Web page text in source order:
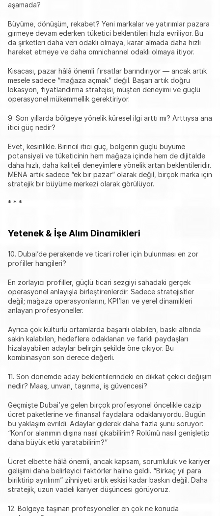
aşamada?
Büyüme, dönüşüm, rekabet? Yeni markalar ve yatırımlar pazara
girmeye devam ederken tüketici beklentileri hızla evriliyor. Bu
da şirketleri daha veri odaklı olmaya, karar almada daha hızlı
hareket etmeye ve daha omnichannel odaklı olmaya itiyor.
Kısacası, pazar hâlâ önemli fırsatlar barındırıyor — ancak artık
mesele sadece “mağaza açmak” değil. Başarı artık doğru
lokasyon, fiyatlandırma stratejisi, müşteri deneyimi ve güçlü
operasyonel mükemmellik gerektiriyor.
9. Son yıllarda bölgeye yönelik küresel ilgi arttı mı? Arttıysa ana
itici güç nedir?
Evet, kesinlikle. Birincil itici güç, bölgenin güçlü büyüme
potansiyeli ve tüketicinin hem mağaza içinde hem de dijitalde
daha hızlı, daha kaliteli deneyimlere yönelik artan beklentileridir.
MENA artık sadece “ek bir pazar” olarak değil, birçok marka için
stratejik bir büyüme merkezi olarak görülüyor.
* * *
Yetenek & İşe Alım Dinamikleri
10. Dubai’de perakende ve ticari roller için bulunması en zor
profiller hangileri?
En zorlayıcı profiller, güçlü ticari sezgiyi sahadaki gerçek
operasyonel anlayışla birleştirenlerdir. Sadece stratejistler
değil; mağaza operasyonlarını, KPI’ları ve yerel dinamikleri
anlayan profesyoneller.
Ayrıca çok kültürlü ortamlarda başarılı olabilen, baskı altında
sakin kalabilen, hedeflere odaklanan ve farklı paydaşları
hizalayabilen adaylar belirgin şekilde öne çıkıyor. Bu
kombinasyon son derece değerli.
11. Son dönemde aday beklentilerindeki en dikkat çekici değişim
nedir? Maaş, unvan, taşınma, iş güvencesi?
Geçmişte Dubai’ye gelen birçok profesyonel öncelikle cazip
ücret paketlerine ve finansal faydalara odaklanıyordu. Bugün
bu yaklaşım evrildi. Adaylar giderek daha fazla şunu soruyor:
“Konfor alanımın dışına nasıl çıkabilirim? Rolümü nasıl genişletip
daha büyük etki yaratabilirim?”
Ücret elbette hâlâ önemli, ancak kapsam, sorumluluk ve kariyer
gelişimi daha belirleyici faktörler haline geldi. “Birkaç yıl para
biriktirip ayrılırım” zihniyeti artık eskisi kadar baskın değil. Daha
stratejik, uzun vadeli kariyer düşüncesi görüyoruz.
12. Bölgeye taşınan profesyoneller en çok ne konuda